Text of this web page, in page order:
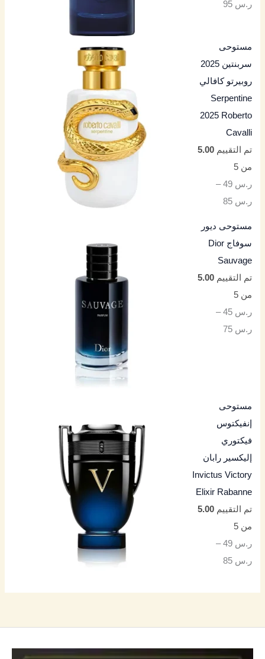
ر.س 95
مستوحى
سربنتين 2025
روبيرتو كافالي
Serpentine
2025 Roberto
Cavalli
تم التقييم5.00
من 5
ر.س 49
–
ر.س 85
مستوحى ديور
سوفاج Dior
Sauvage
تم التقييم5.00
من 5
ر.س 45
–
ر.س 75
مستوحى
إنفيكتوس
فيكتوري
إليكسير رابان
Invictus Victory
Elixir Rabanne
تم التقييم5.00
من 5
ر.س 49
–
ر.س 85